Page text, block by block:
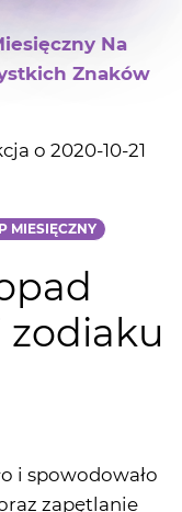
Na
Znaków
o 2020-10-21
MIESIĘCZNY
zodiaku
i spowodowało
zapętlanie